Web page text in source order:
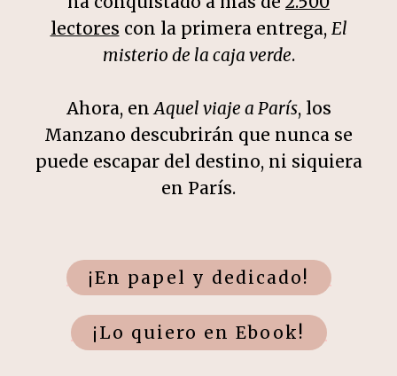
lectores con la primera entrega, El
misterio de la caja verde.
Ahora, enAquel viaje a París, los
Manzano descubrirán que nunca se
puede escapar del destino, ni siquiera
en París.
¡En papel y dedicado!
¡Lo quiero en Ebook!